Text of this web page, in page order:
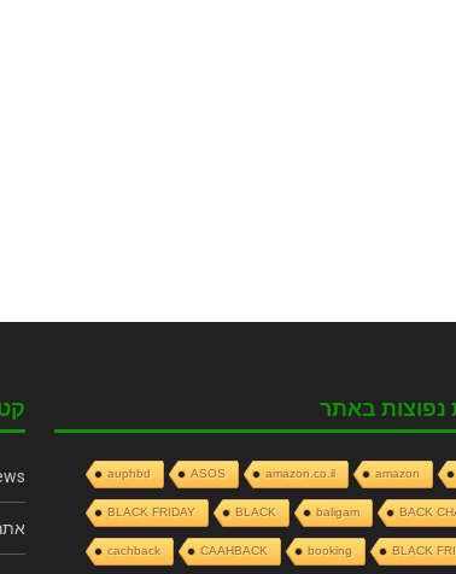
נפוצות באתר
amazon
amazon.co.il
ASOS
auphbd
BACK
baligam
BLACK
BLACK FRIDAY
BLACK
booking
CAAHBACK
cachback